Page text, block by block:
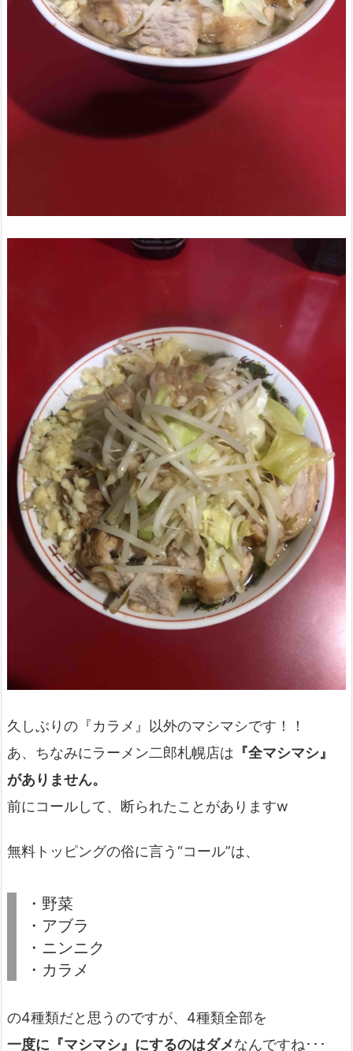
久しぶりの『カラメ』以外のマシマシです！！
あ、ちなみにラーメン二郎札幌店は 『全マシマシ』
がありません。
前にコールして、断られたことがありますw
無料トッピングの俗に言う“コール”は、
・野菜
・アブラ
・ニンニク
・カラメ
の4種類だと思うのですが、4種類全部を
一度に『マシマシ』にするのはダメなんですね･･･